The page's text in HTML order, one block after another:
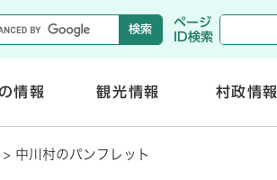
ーを飛ばして本文へ
ページ
ID検索
情報 観光情報 村政情報
> 中川村のパンフレット